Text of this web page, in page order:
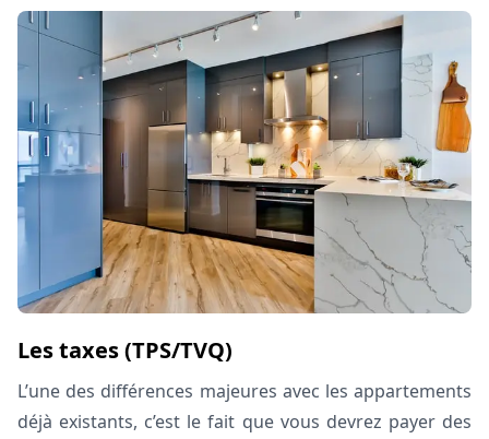
Les taxes (TPS/TVQ)
L’une des différences majeures avec les appartements
déjà existants, c’est le fait que vous devrez payer des